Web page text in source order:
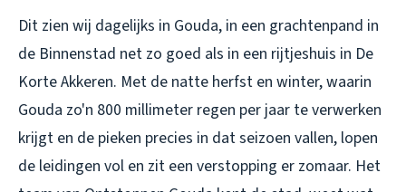
Dit zien wij dagelijks in Gouda, in een grachtenpand in
de Binnenstad net zo goed als in een rijtjeshuis in De
Korte Akkeren. Met de natte herfst en winter, waarin
Gouda zo'n 800 millimeter regen per jaar te verwerken
krijgt en de pieken precies in dat seizoen vallen, lopen
de leidingen vol en zit een verstopping er zomaar. Het